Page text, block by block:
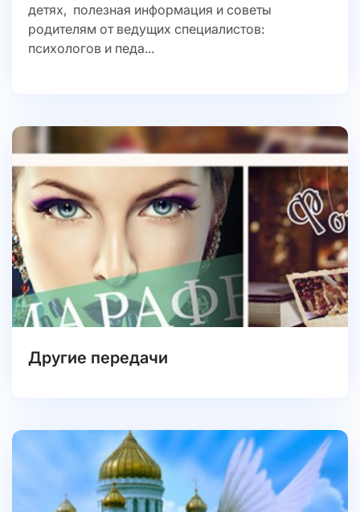
детях, полезная информация и советы
родителям от ведущих специалистов:
психологов и педа...
Другие передачи